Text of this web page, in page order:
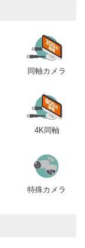
同軸カメラ
4K同軸
特殊カメラ